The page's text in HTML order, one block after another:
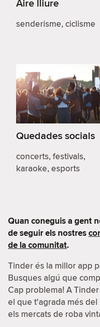
Aire lliure
senderisme, ciclisme
Quedades socials
concerts, festivals,
karaoke, esports
Quan coneguis a gent
de seguir els nostres
de la comunitat.
Tinder és la millor app
Busques algú que
Cap problema! A
el que t'agrada més
els mercats de roba